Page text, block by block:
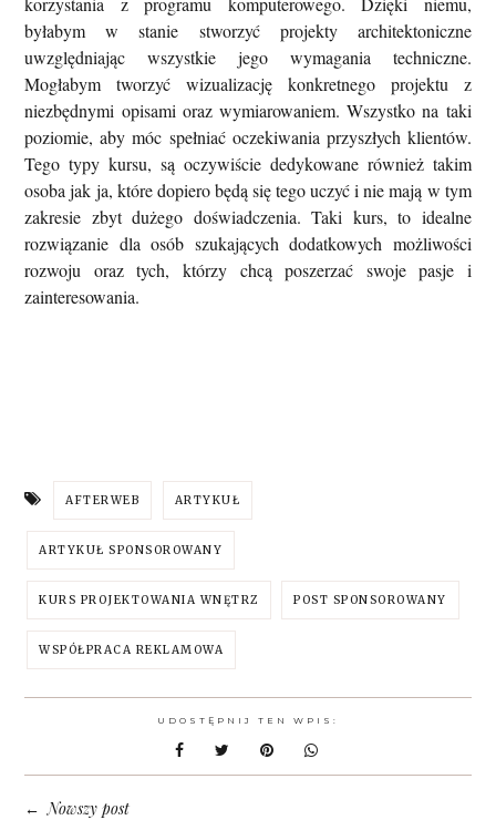
byłabym w stanie stworzyć projekty architektoniczne
uwzględniając wszystkie jego wymagania techniczne.
Mogłabymtworzyć wizualizację konkretnego projektu z
niezbędnymi opisami oraz wymiarowaniem. Wszystko na taki
poziomie, aby móc spełniać oczekiwania przyszłych klientów.
Tego typy kursu, są oczywiście dedykowane również takim
osoba jak ja, które dopiero będą się tego uczyć i nie mają w tym
zakresie zbyt dużego doświadczenia. Taki kurs, to idealne
rozwiązanie dla osób szukających dodatkowych możliwości
rozwoju oraz tych, którzy chcą poszerzać swoje pasje i
zainteresowania.
AFTERWEB ARTYKUŁ
ARTYKUŁ SPONSOROWANY
KURS PROJEKTOWANIA WNĘTRZ POST SPONSOROWANY
WSPÓŁPRACA REKLAMOWA
UDOSTĘPNIJ TEN WPIS:
←Nowszy post